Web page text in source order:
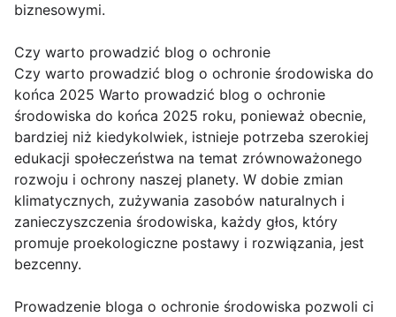
biznesowymi.
Czy warto prowadzić blog o ochronie
Czy warto prowadzić blog o ochronie środowiska do
końca 2025 Warto prowadzić blog o ochronie
środowiska do końca 2025 roku, ponieważ obecnie,
bardziej niż kiedykolwiek, istnieje potrzeba szerokiej
edukacji społeczeństwa na temat zrównoważonego
rozwoju i ochrony naszej planety. W dobie zmian
klimatycznych, zużywania zasobów naturalnych i
zanieczyszczenia środowiska, każdy głos, który
promuje proekologiczne postawy i rozwiązania, jest
bezcenny.
Prowadzenie bloga o ochronie środowiska pozwoli ci